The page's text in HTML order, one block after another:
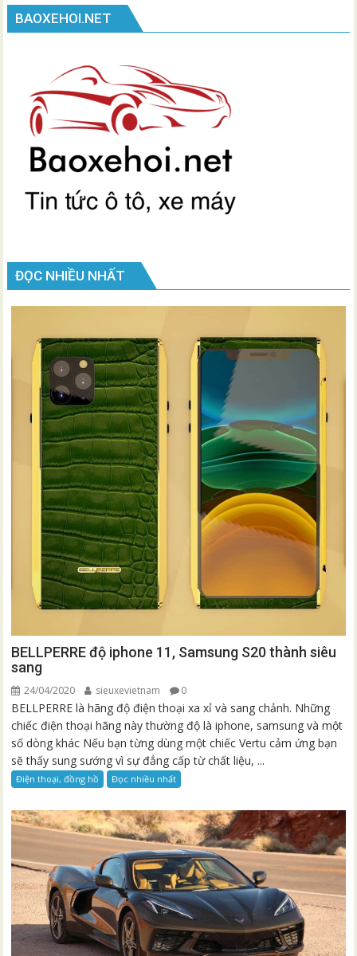
BAOXEHOI.NET
ĐỌC NHIỀU NHẤT
BELLPERRE độ iphone 11, Samsung S20 thành siêu
sang
24/04/2020 sieuxevietnam 0
BELLPERRE là hãng độ điện thoại xa xỉ và sang chảnh. Những
chiếc điện thoại hãng này thường độ là iphone, samsung và một
số dòng khác Nếu bạn từng dùng một chiếc Vertu cảm ứng bạn
sẽ thấy sung sướng vì sự đẳng cấp từ chất liệu, ...
Điện thoại, đồng hồ Đọc nhiều nhất